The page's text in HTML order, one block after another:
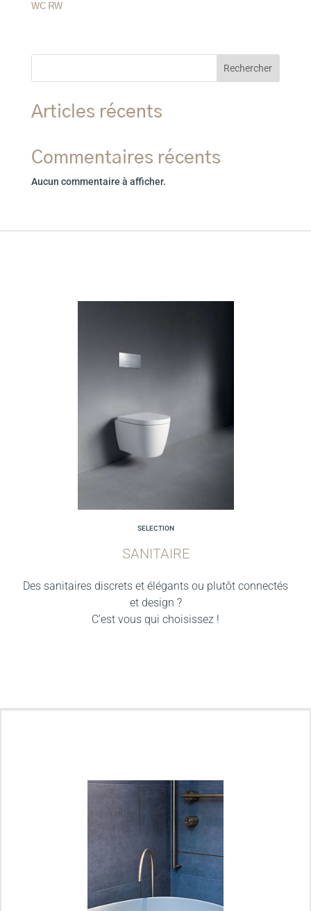
WC RW
Rechercher
Articles récents
Commentaires récents
Aucun commentaire à afficher.
SELECTION
SANITAIRE
Des sanitaires discrets et élégants ou plutôt connectés
et design ?
C’est vous qui choisissez !